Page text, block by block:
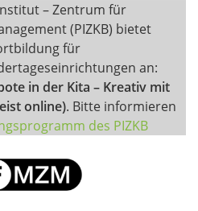
– Zentrum für
(PIZKB) bietet
für
an:
in der Kita – Kreativ mit
online). Bitte informieren
des PIZKB